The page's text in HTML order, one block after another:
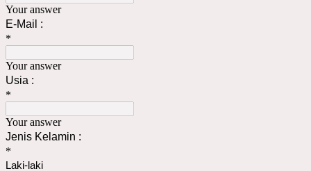
Your answer
E-Mail :
*
Your answer
Usia :
*
Your answer
Jenis Kelamin :
*
Laki-laki